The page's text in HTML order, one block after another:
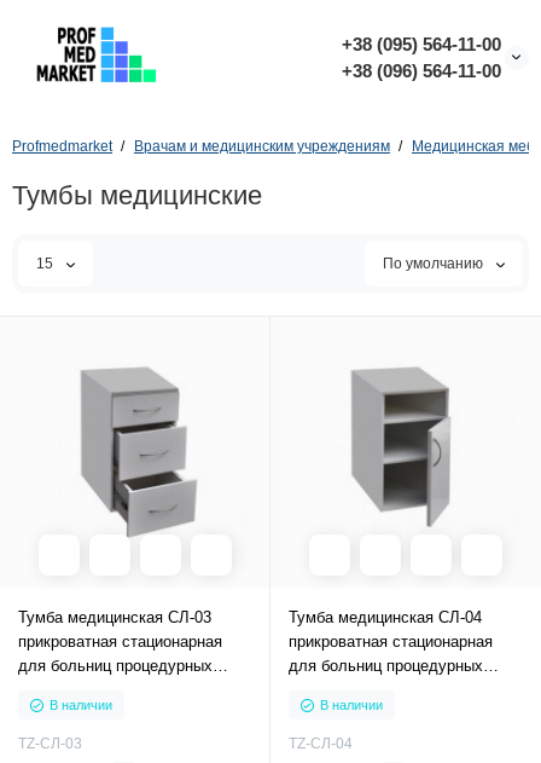
+38 (095) 564-11-00
+38 (096) 564-11-00
Profmedmarket Врачам и медицинским учреждениям Медицинская
Тумбы медицинские
15 По умолчанию
Тумба медицинская СЛ-03
прикроватная стационарная
для больниц процедурных
В наличии
TZ-СЛ-03
Тумба медицинская СЛ-04
прикроватная стационарная
для больниц процедурных
В наличии
TZ-СЛ-04